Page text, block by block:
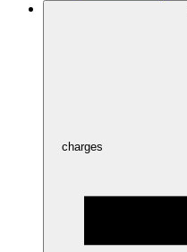
charges